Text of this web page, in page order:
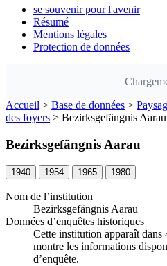
se souvenir pour l'avenir
Résumé
Mentions légales
Protection de données
Accueil > Base de données >
des foyers > Bezirksgefängnis Aarau
Bezirksgefängnis Aarau
1940 1954 1965 1980
Nom de l’institution
Bezirksgefängnis Aarau
Données d’enquêtes historiques
Cette institution apparaît dans
montre les informations
d’enquête.